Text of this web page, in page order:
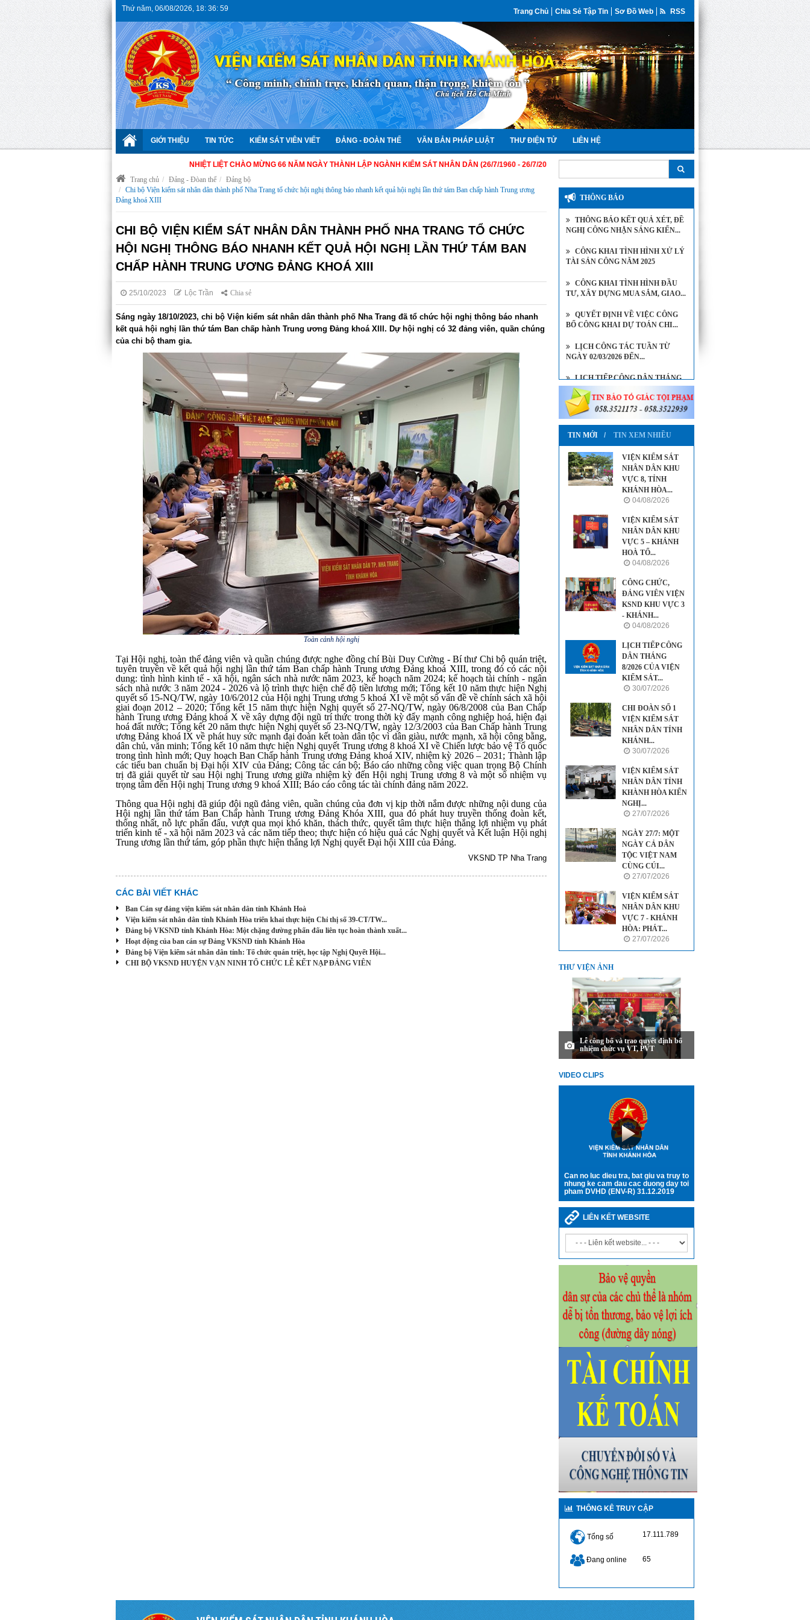
Thứ năm, 06/08/2026, 18: 37: 0 RSS
Sơ Đồ Web
Chia Sẻ Tập Tin
Trang Chủ
GIỚI THIỆU TIN TỨC KIỂM SÁT VIÊN VIẾT ĐẢNG - ĐOÀN THỂ VĂN BẢN PHÁP LUẬT THƯ ĐIỆN TỬ LIÊN HỆ
NHIỆT LIỆT CHÀO MỪNG 66 NĂM NGÀY THÀNH LẬP NGÀNH KIỂM SÁT NHÂN DÂN (26/7/1960 - 26/7/2026)
Trang chủ
Đảng - Đòan thể
Đảng bộ
Chi bộ Viện kiểm sát nhân dân thành phố Nha Trang tổ chức hội nghị thông báo nhanh kết quả hội nghị lần thứ tám Ban chấp hành Trung ương
Đảng khoá XIII
CHI BỘ VIỆN KIỂM SÁT NHÂN DÂN THÀNH PHỐ NHA TRANG TỔ CHỨC
HỘI NGHỊ THÔNG BÁO NHANH KẾT QUẢ HỘI NGHỊ LẦN THỨ TÁM BAN
CHẤP HÀNH TRUNG ƯƠNG ĐẢNG KHOÁ XIII
25/10/2023 Lộc Trần Chia sẻ
Sáng ngày 18/10/2023, chi bộ Viện kiểm sát nhân dân thành phố Nha Trang đã tổ chức hội nghị thông báo nhanh
kết quả hội nghị lần thứ tám Ban chấp hành Trung ương Đảng khoá XIII. Dự hội nghị có 32 đảng viên, quần chúng
của chi bộ tham gia.
Toàn cảnh hội nghị
Tại Hội nghị, toàn thể đảng viên và quần chúng được nghe đồng chí Bùi Duy Cường - Bí thư Chi bộ quán triệt,
tuyên truyền về kết quả hội nghị lần thứ tám Ban chấp hành Trung ương Đảng khoá XIII, trong đó có các nội
dung: tình hình kinh tế - xã hội, ngân sách nhà nước năm 2023, kế hoạch năm 2024; kế hoạch tài chính - ngân
sách nhà nước 3 năm 2024 - 2026 và lộ trình thực hiện chế độ tiền lương mới; Tổng kết 10 năm thực hiện Nghị
quyết số 15-NQ/TW, ngày 10/6/2012 của Hội nghị Trung ương 5 khoá XI về một số vấn đề về chính sách xã hội
giai đoạn 2012 – 2020; Tổng kết 15 năm thực hiện Nghị quyết số 27-NQ/TW, ngày 06/8/2008 của Ban Chấp
hành Trung ương Đảng khoá X về xây dựng đội ngũ trí thức trong thời kỳ đẩy mạnh công nghiệp hoá, hiện đại
hoá đất nước; Tổng kết 20 năm thực hiện Nghị quyết số 23-NQ/TW, ngày 12/3/2003 của Ban Chấp hành Trung
ương Đảng khoá IX về phát huy sức mạnh đại đoàn kết toàn dân tộc vì dân giàu, nước mạnh, xã hội công bằng,
dân chủ, văn minh; Tổng kết 10 năm thực hiện Nghị quyết Trung ương 8 khoá XI về Chiến lược bảo vệ Tổ quốc
trong tình hình mới; Quy hoạch Ban Chấp hành Trung ương Đảng khoá XIV, nhiệm kỳ 2026 – 2031; Thành lập
các tiểu ban chuẩn bị Đại hội XIV của Đảng; Công tác cán bộ;Báo cáonhững công việc quan trọng Bộ Chính
trị đã giải quyết từ sau Hội nghị Trung ương giữa nhiệm kỳ đến Hội nghị Trung ương 8 và một số nhiệm vụ
trọng tâm đến Hội nghị Trung ương 9 khoá XIII; Báo cáo công tác tài chính đảng năm 2022.
Thông qua Hội nghị đã giúp đội ngũ đảng viên, quần chúng của đơn vị kịp thời nắm được những nội dung của
Hội nghị lần thứ tám Ban Chấp hành Trung ương Đảng Khóa XIII, qua đó phát huy truyền thống đoàn kết,
thống nhất, nỗ lực phấn đấu, vượt qua mọi khó khăn, thách thức, quyết tâm thực hiện thắng lợi nhiệm vụ phát
triển kinh tế - xã hội năm 2023 và các năm tiếp theo; thực hiện có hiệu quả các Nghị quyết và Kết luận Hội nghị
Trung ương lần thứ tám, góp phần thực hiện thắng lợi Nghị quyết Đại hội XIII của Đảng.
VKSND TP Nha Trang
CÁC BÀI VIẾT KHÁC
Ban Cán sự đảng viện kiểm sát nhân dân tỉnh Khánh Hoà
Viện kiểm sát nhân dân tỉnh Khánh Hòa triển khai thực hiện Chỉ thị số 39-CT/TW...
Đảng bộ VKSND tỉnh Khánh Hòa: Một chặng đường phấn đấu liên tục hoàn thành xuất...
Hoạt động của ban cán sự Đảng VKSND tỉnh Khánh Hòa
Đảng bộ Viện kiểm sát nhân dân tỉnh: Tổ chức quán triệt, học tập Nghị Quyết Hội...
CHI BỘ VKSND HUYỆN VẠN NINH TỔ CHỨC LỄ KẾT NẠP ĐẢNG VIÊN
THÔNG BÁO
THÔNG BÁO KẾT QUẢ XÉT, ĐỀ
NGHỊ CÔNG NHẬN SÁNG KIẾN...
CÔNG KHAI TÌNH HÌNH XỬ LÝ
TÀI SẢN CÔNG NĂM 2025
CÔNG KHAI TÌNH HÌNH ĐẦU
TƯ, XÂY DỰNG MUA SẮM, GIAO...
QUYẾT ĐỊNH VỀ VIỆC CÔNG
BỐ CÔNG KHAI DỰ TOÁN CHI...
LỊCH CÔNG TÁC TUẦN TỪ
NGÀY 02/03/2026 ĐẾN...
LỊCH TIẾP CÔNG DÂN THÁNG
8/2026 CỦA VIỆN KIỂM SÁT...
LỊCH TIẾP CÔNG DÂN THÁNG
7/2026 CỦA VIỆN TRƯỞNG...
TIN MỚI
TIN XEM NHIỀU
VIỆN KIỂM SÁT
NHÂN DÂN KHU
VỰC 8, TỈNH
KHÁNH HÒA...
04/08/2026
VIỆN KIỂM SÁT
NHÂN DÂN KHU
VỰC 5 – KHÁNH
HOÀ TỔ...
04/08/2026
CÔNG CHỨC,
ĐẢNG VIÊN VIỆN
KSND KHU VỰC 3
- KHÁNH...
04/08/2026
LỊCH TIẾP CÔNG
DÂN THÁNG
8/2026 CỦA VIỆN
KIỂM SÁT...
30/07/2026
CHI ĐOÀN SỐ 1
VIỆN KIỂM SÁT
NHÂN DÂN TỈNH
KHÁNH...
30/07/2026
VIỆN KIỂM SÁT
NHÂN DÂN TỈNH
KHÀNH HÒA KIẾN
NGHỊ...
27/07/2026
NGÀY 27/7: MỘT
NGÀY CẢ DÂN
TỘC VIỆT NAM
CÙNG CÚI...
27/07/2026
VIỆN KIỂM SÁT
NHÂN DÂN KHU
VỰC 7 - KHÁNH
HÒA: PHÁT...
27/07/2026
THƯ VIỆN ẢNH
Lễ công bố và trao quyết định bổ
nhiệm chức vụ VT, PVT
VIDEO CLIPS
Can no luc dieu tra, bat giu va truy to
nhung ke cam dau cac duong day toi
pham DVHD (ENV-R) 31.12.2019
LIÊN KẾT WEBSITE
THÔNG KÊ TRUY CẬP
Tổng số 17.111.789
Đang online 65